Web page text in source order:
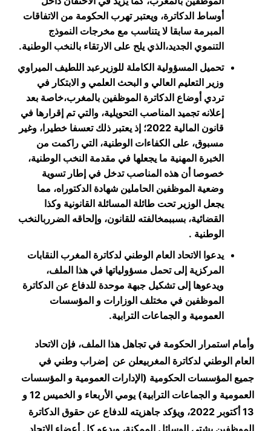
أوساط الدكاترة، ويعتبر تهرب الحكومة من الاتفاقات
المبرمة سابقا لا يتناسب مع مخرجات النموذج
التنموي الجديد،الذي يلح على الارتقاء بالنخب الوطنية.
تحميل المسؤولية الكاملة للوزيرعبد اللطيف الميراوي
وزير التعليم العالي و البحث العلمي و الابتكار في
تردي أوضاع الدكاترة الموظفين بالمغرب،خاصة بعد
إعلانه تجميد المناصب التحويلية، والتي تم إقرارها في
قانون المالية 2022؛ إذ يعتبر ذلك تعسفا خطيرا، وغير
مسبوق، على الكفاءات الوطنية، التي راكمت من
الخبرة المهنية ما يجعلها في مقدمة النخب الوطنية،
خصوصا أن هذه المناصب تدخل في إطار تسوية
وضعية الموظفين الحاملين شهادة الدكتوراه، مما
يجعل الوزير تحت طائلة المسائلة القانونية وكذا
القضائية، بسببمخالفته للقانون، وإلحاقه الضرربالنخب
الوطنية .
يدعوا الاتحاد العام الوطني لدكاترة المغرب النقابات
المركزية إلى تحمل مسؤولياتها في هذا الملف،
ويدعوها إلى تشكيل جبهة موحدة للدفاع عن الدكاترة
الموظفين في مختلف الوزارات و المؤسسات
العمومية و الجماعات الترابية.
وأمام استمرار الحكومة في تجاهل هذا الملف، فإن الاتحاد
العام الوطني لدكاترة المغربيعلن عن إضراب وطني في
جميع المؤسسات الحكومية (الإدارات العمومية و المؤسسات
العمومية و الجماعات الترابية) يومي الأربعاء و الخميس 12 و
13 أكتوبر 2022، ويؤكد جاهزيته للدفاع عن حقوق الدكاترة
الموظفين بشتى الوسائل الممكنة، ويدعو كل أعضاء الاتحاد